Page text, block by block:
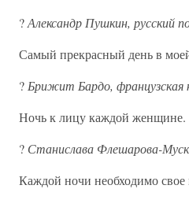
?Александр Пушкин, русский
Самый прекрасный день в
? Брижит Бардо, французская
Ночь к лицу каждой женщине.
? Станислава Флешарова-
Каждой ночи необходимо